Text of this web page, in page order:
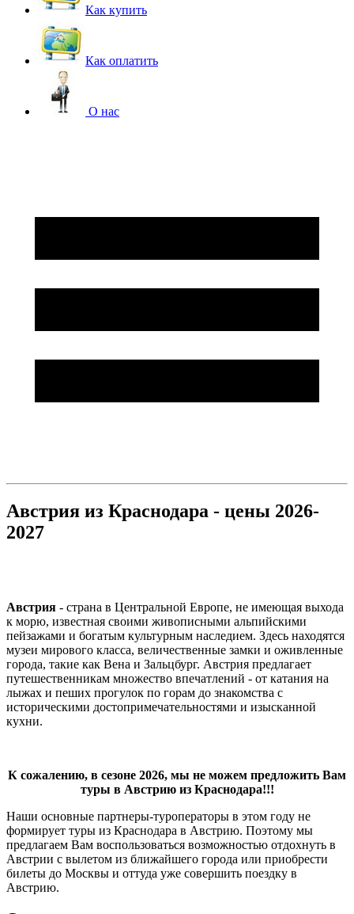
Как купить
Как оплатить
О нас
Австрия из Краснодара - цены 2026-
2027
Австрия - страна в Центральной Европе, не имеющая выхода
к морю, известная своими живописными альпийскими
пейзажами и богатым культурным наследием. Здесь находятся
музеи мирового класса, величественные замки и оживленные
города, такие как Вена и Зальцбург. Австрия предлагает
путешественникам множество впечатлений - от катания на
лыжах и пеших прогулок по горам до знакомства с
историческими достопримечательностями и изысканной
кухни.
К сожалению, в сезоне 2026, мы не можем предложить Вам
туры в Австрию из Краснодара!!!
Наши основные партнеры-туроператоры в этом году не
формирует туры из Краснодара в Австрию. Поэтому мы
предлагаем Вам воспользоваться возможностью отдохнуть в
Австрии с вылетом из ближайшего города или приобрести
билеты до Москвы и оттуда уже совершить поездку в
Австрию.